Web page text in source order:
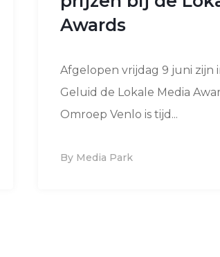
Awards
Afgelopen vrijdag 9 juni zijn
Geluid de Lokale Media
Omroep Venlo is tijd...
By Media Park